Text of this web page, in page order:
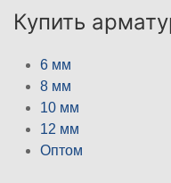
Купить
6 мм
8 мм
10 мм
12 мм
Оптом